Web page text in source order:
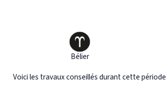
Bélier
Voici les travaux conseillés durant cette période